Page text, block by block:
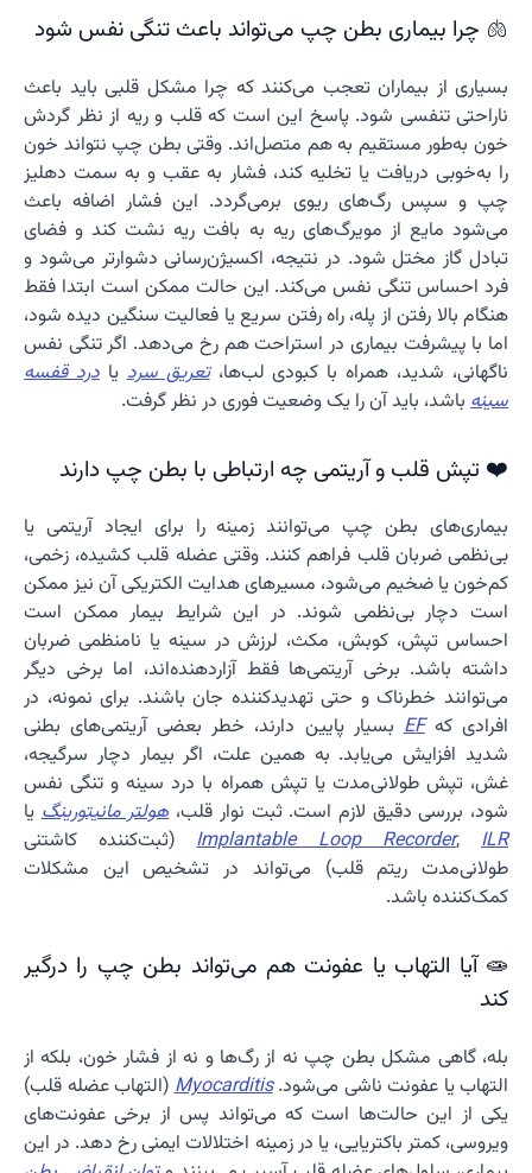
🫁 چرا بیماری بطن چپ می‌تواند باعث تنگی نفس شود
بسیاری از بیماران تعجب می‌کنند که چرا مشکل قلبی باید باعث
ناراحتی تنفسی شود. پاسخ این است که قلب و ریه از نظر گردش
خون به‌طور مستقیم به هم متصل‌اند. وقتی بطن چپ نتواند خون
را به‌خوبی دریافت یا تخلیه کند، فشار به عقب و به سمت دهلیز
چپ و سپس رگ‌های ریوی برمی‌گردد. این فشار اضافه باعث
می‌شود مایع از مویرگ‌های ریه به بافت ریه نشت کند و فضای
تبادل گاز مختل شود. در نتیجه، اکسیژن‌رسانی دشوارتر می‌شود و
فرد احساس تنگی نفس می‌کند. این حالت ممکن است ابتدا فقط
هنگام بالا رفتن از پله، راه رفتن سریع یا فعالیت سنگین دیده شود،
اما با پیشرفت بیماری در استراحت هم رخ می‌دهد. اگر تنگی نفس
ناگهانی، شدید، همراه با کبودی لب‌ها،تعریق سردیادرد قفسه
سینه باشد، باید آن را یک وضعیت فوری در نظر گرفت.
❤️ تپش قلب و آریتمی چه ارتباطی با بطن چپ دارند
بیماری‌های بطن چپ می‌توانند زمینه را برای ایجاد آریتمی یا
بی‌نظمی ضربان قلب فراهم کنند. وقتی عضله قلب کشیده، زخمی،
کم‌خون یا ضخیم می‌شود، مسیرهای هدایت الکتریکی آن نیز ممکن
است دچار بی‌نظمی شوند. در این شرایط بیمار ممکن است
احساس تپش، کوبش، مکث، لرزش در سینه یا نامنظمی ضربان
داشته باشد. برخی آریتمی‌ها فقط آزاردهنده‌اند، اما برخی دیگر
می‌توانند خطرناک و حتی تهدیدکننده جان باشند. برای نمونه، در
افرادی کهEFبسیار پایین دارند، خطر بعضی آریتمی‌های بطنی
شدید افزایش می‌یابد. به همین علت، اگر بیمار دچار سرگیجه،
غش، تپش طولانی‌مدت یا تپش همراه با درد سینه و تنگی نفس
شود، بررسی دقیق لازم است. ثبت نوار قلب،هولتر مانیتورینگیا
Implantable Loop Recorder,ILR
(ثبت‌کننده کاشتنی
طولانی‌مدت ریتم قلب) می‌تواند در تشخیص این مشکلات
کمک‌کننده باشد.
🧫 آیا التهاب یا عفونت هم می‌تواند بطن چپ را درگیر
کند
بله، گاهی مشکل بطن چپ نه از رگ‌ها و نه از فشار خون، بلکه از
التهاب یا عفونت ناشی می‌شود.Myocarditis(التهاب عضله قلب)
یکی از این حالت‌ها است که می‌تواند پس از برخی عفونت‌های
ویروسی، کمتر باکتریایی، یا در زمینه اختلالات ایمنی رخ دهد. در این